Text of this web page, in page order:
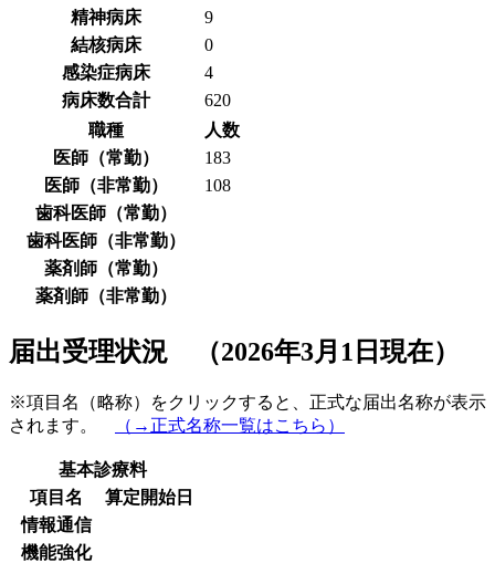
精神病床
9
結核病床
0
感染症病床
4
病床数合計
620
職種
人数
医師（常勤）
183
医師（非常勤）
108
歯科医師（常勤）
歯科医師（非常勤）
薬剤師（常勤）
薬剤師（非常勤）
届出受理状況 （2026年3月1日現在）
※項目名（略称）をクリックすると、正式な届出名称が表示
されます。
（→正式名称一覧はこちら）
基本診療料
項目名
算定開始日
情報通信
機能強化